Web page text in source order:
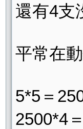
還有4支
平常在
5*5＝
2500*4